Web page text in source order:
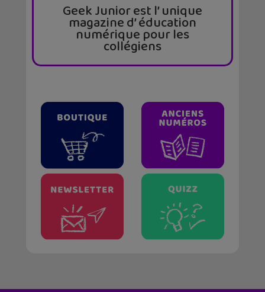
Geek Junior est l’ unique
magazine d’ éducation
numérique pour les
collégiens